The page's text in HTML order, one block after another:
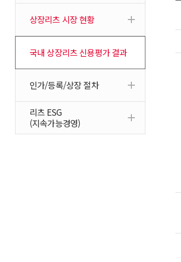
상장리츠 시장 현황
국내 상장리츠 신용평가 결과
인가/등록/상장 절차
리츠 ESG
(지속가능경영)